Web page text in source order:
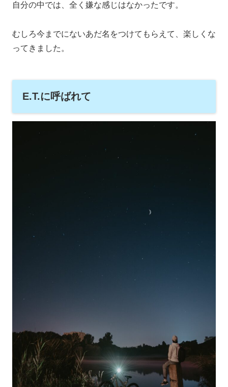
自分の中では、全く嫌な感じはなかったです。
むしろ今までにないあだ名をつけてもらえて、楽しくな
ってきました。
E.T.に呼ばれて